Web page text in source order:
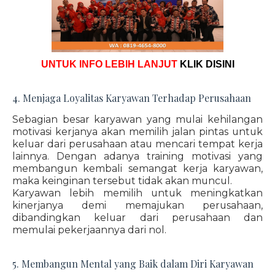
UNTUK INFO LEBIH LANJUT KLIK DISINI
4. Menjaga Loyalitas Karyawan Terhadap Perusahaan
Sebagian besar karyawan yang mulai kehilangan
motivasi kerjanya akan memilih jalan pintas untuk
keluar dari perusahaan atau mencari tempat kerja
lainnya. Dengan adanya training motivasi yang
membangun kembali semangat kerja karyawan,
maka keinginan tersebut tidak akan muncul.
Karyawan lebih memilih untuk meningkatkan
kinerjanya demi memajukan perusahaan,
dibandingkan keluar dari perusahaan dan
memulai pekerjaannya dari nol.
5. Membangun Mental yang Baik dalam Diri Karyawan